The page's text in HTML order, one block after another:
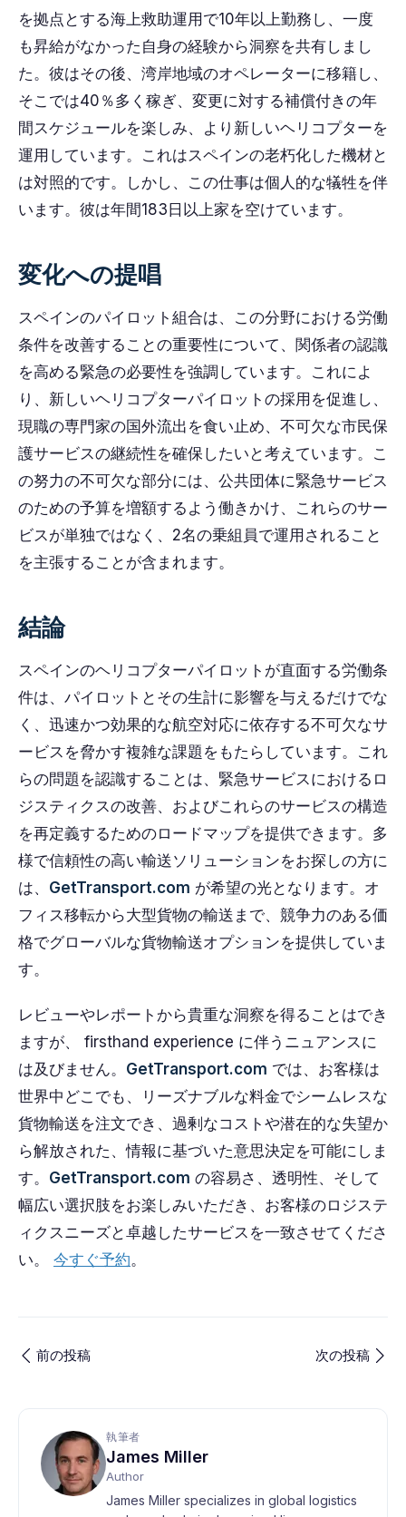
を拠点とする海上救助運用で10年以上勤務し、一度
も昇給がなかった自身の経験から洞察を共有しまし
た。彼はその後、湾岸地域のオペレーターに移籍し、
そこでは40％多く稼ぎ、変更に対する補償付きの年
間スケジュールを楽しみ、より新しいヘリコプターを
運用しています。これはスペインの老朽化した機材と
は対照的です。しかし、この仕事は個人的な犠牲を伴
います。彼は年間183日以上家を空けています。
変化への提唱
スペインのパイロット組合は、この分野における労働
条件を改善することの重要性について、関係者の認識
を高める緊急の必要性を強調しています。これによ
り、新しいヘリコプターパイロットの採用を促進し、
現職の専門家の国外流出を食い止め、不可欠な市民保
護サービスの継続性を確保したいと考えています。こ
の努力の不可欠な部分には、公共団体に緊急サービス
のための予算を増額するよう働きかけ、これらのサー
ビスが単独ではなく、2名の乗組員で運用されること
を主張することが含まれます。
結論
スペインのヘリコプターパイロットが直面する労働条
件は、パイロットとその生計に影響を与えるだけでな
く、迅速かつ効果的な航空対応に依存する不可欠なサ
ービスを脅かす複雑な課題をもたらしています。これ
らの問題を認識することは、緊急サービスにおけるロ
ジスティクスの改善、およびこれらのサービスの構造
を再定義するためのロードマップを提供できます。多
様で信頼性の高い輸送ソリューションをお探しの方に
は、 GetTransport.com が希望の光となります。オ
フィス移転から大型貨物の輸送まで、競争力のある価
格でグローバルな貨物輸送オプションを提供していま
す。
レビューやレポートから貴重な洞察を得ることはでき
ますが、 firsthand experience に伴うニュアンスに
は及びません。 GetTransport.com では、お客様は
世界中どこでも、リーズナブルな料金でシームレスな
貨物輸送を注文でき、過剰なコストや潜在的な失望か
ら解放された、情報に基づいた意思決定を可能にしま
す。 GetTransport.com の容易さ、透明性、そして
幅広い選択肢をお楽しみいただき、お客様のロジステ
ィクスニーズと卓越したサービスを一致させてくださ
い。 今すぐ予約。
前の投稿 次の投稿
執筆者
James Miller
Author
James Miller specializes in global logistics